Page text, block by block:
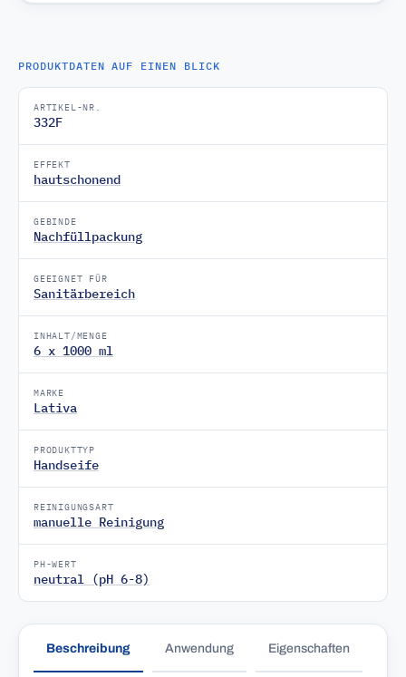
PRODUKTDATEN AUF EINEN BLICK
ARTIKEL-NR.
332F
EFFEKT
hautschonend
GEBINDE
Nachfüllpackung
GEEIGNET FÜR
Sanitärbereich
INHALT/MENGE
6 x 1000 ml
MARKE
Lativa
PRODUKTTYP
Handseife
REINIGUNGSART
manuelle Reinigung
PH-WERT
neutral (pH 6-8)
Beschreibung Anwendung Eigenschaften